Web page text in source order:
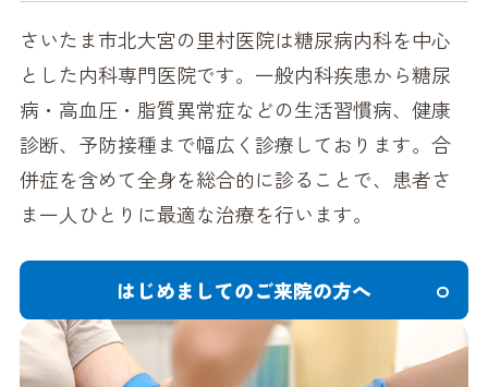
さいたま市北大宮の里村医院は糖尿病内科を中心
とした内科専門医院です。一般内科疾患から糖尿
病・高血圧・脂質異常症などの生活習慣病、健康
診断、予防接種まで幅広く診療しております。 合
併症を含めて全身を総合的に診ることで、患者さ
ま一人ひとりに最適な治療を行います。
はじめましてのご来院の方へ